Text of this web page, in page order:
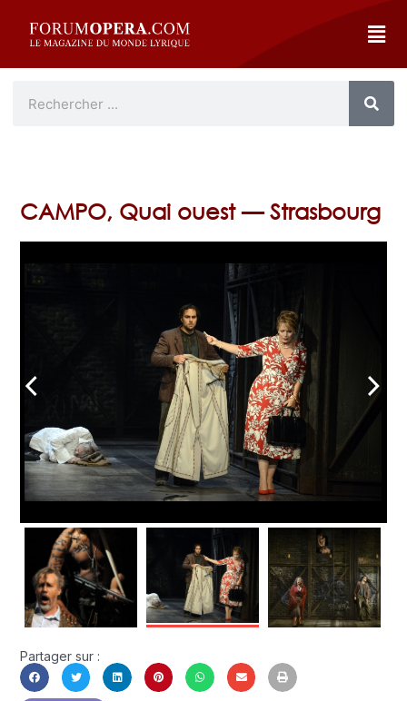
CAMPO, Quai ouest — Strasbourg
arrow_back_ios arrow_forward_ios
Partager sur :